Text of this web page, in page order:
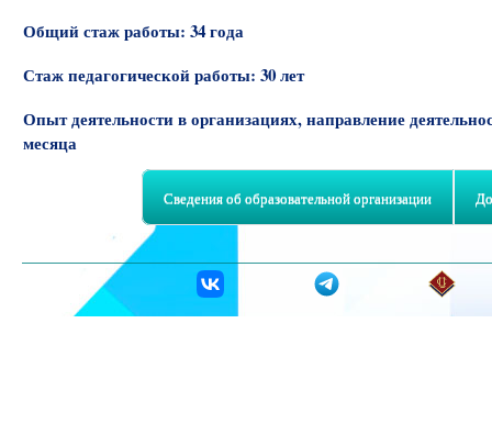
Общий стаж работы: 34 года
Стаж педагогической работы: 30 лет
Опыт деятельности в организациях, направление
месяца
Сведения об образовательной организации